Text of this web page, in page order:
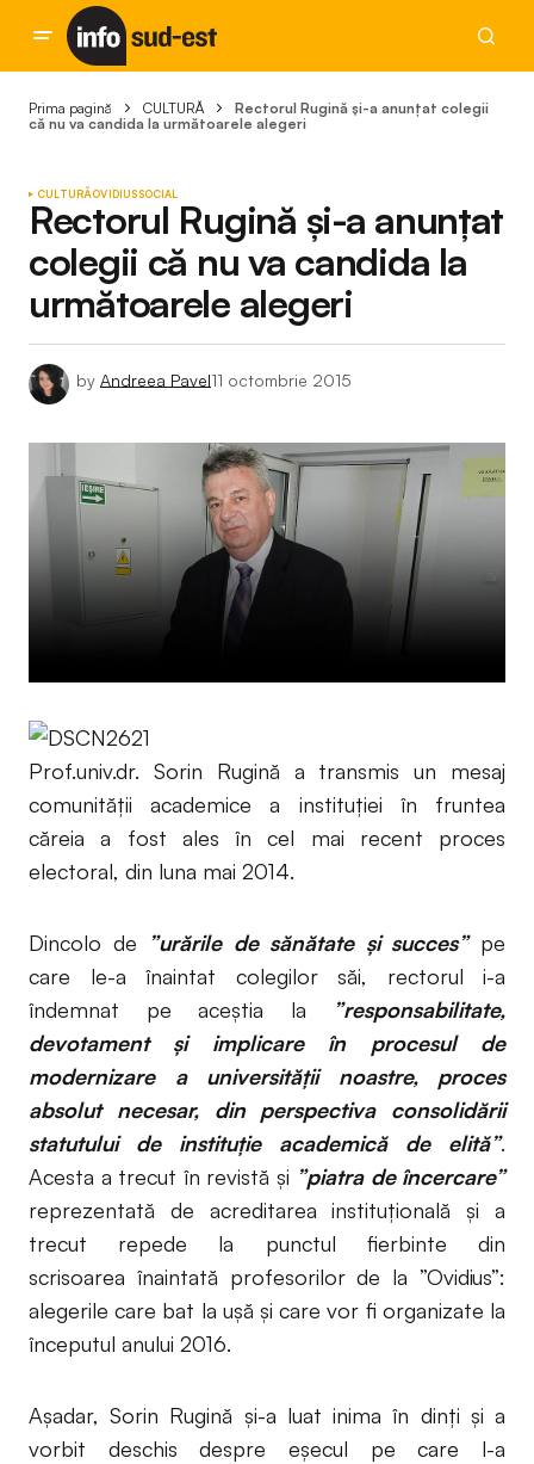
Prima pagină CULTURĂ
Rectorul Rugină și-a anunțat colegii
că nu va candida la următoarele alegeri
CULTURĂOVIDIUSSOCIAL
Rectorul Rugină și-a anunțat
colegii că nu va candida la
următoarele alegeri
by Andreea Pavel11 octombrie 2015
Prof.univ.dr. Sorin Rugină a transmis un mesaj
comunității academice a instituției în fruntea
căreia a fost ales în cel mai recent proces
electoral, din luna mai 2014.
Dincolo de ”urările de sănătate și succes”pe
care le-a înaintat colegilor săi, rectorul i-a
îndemnat pe aceștia la
”responsabilitate,
devotament și implicare în procesul de
modernizare a universității noastre, proces
absolut necesar, din perspectiva consolidării
statutului de instituție academică de elită”.
Acesta a trecut în revistă și ”piatra de încercare”
reprezentată de acreditarea instituțională și a
trecut repede la punctul fierbinte din
scrisoarea înaintată profesorilor de la ”Ovidius”:
alegerile care bat la ușă și care vor fi organizate la
începutul anului 2016.
Așadar, Sorin Rugină și-a luat inima în dinți și a
vorbit deschis despre eșecul pe care l-a